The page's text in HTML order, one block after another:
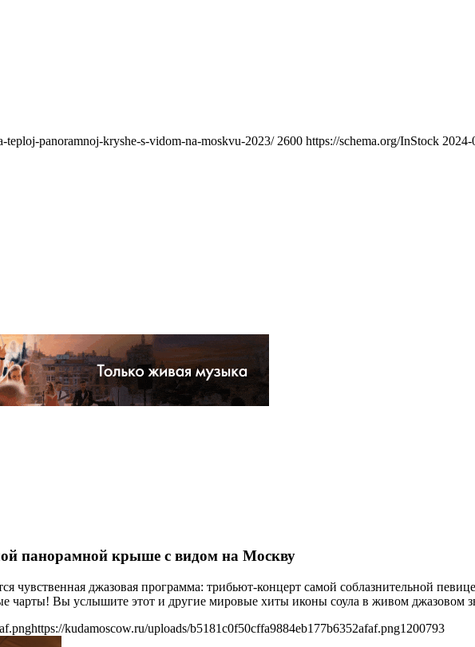
panoramnoj-kryshe-s-vidom-na-moskvu-2023/ 2600 https://schema.org/InStock 2024-
панорамной крыше с видом на Москву
чувственная джазовая программа: трибьют-концерт самой соблазнительной
чарты! Вы услышите этот и другие мировые хиты иконы соула в живом джазовом
https://kudamoscow.ru/uploads/b5181c0f50cffa9884eb177b6352afaf.png1200793